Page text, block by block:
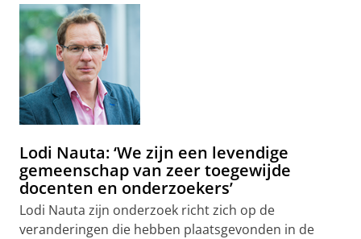
Lodi Nauta: ‘We zijn een levendige
gemeenschap van zeer toegewijde
docenten en onderzoekers’
Lodi Nauta zijn onderzoek richt zich op de
veranderingen die hebben plaatsgevonden in de